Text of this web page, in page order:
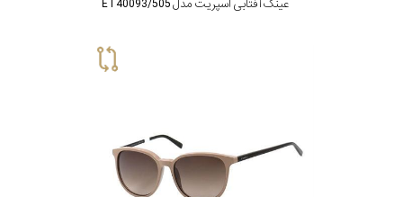
عینک آفتابی اسپریت مدل ET40093/505